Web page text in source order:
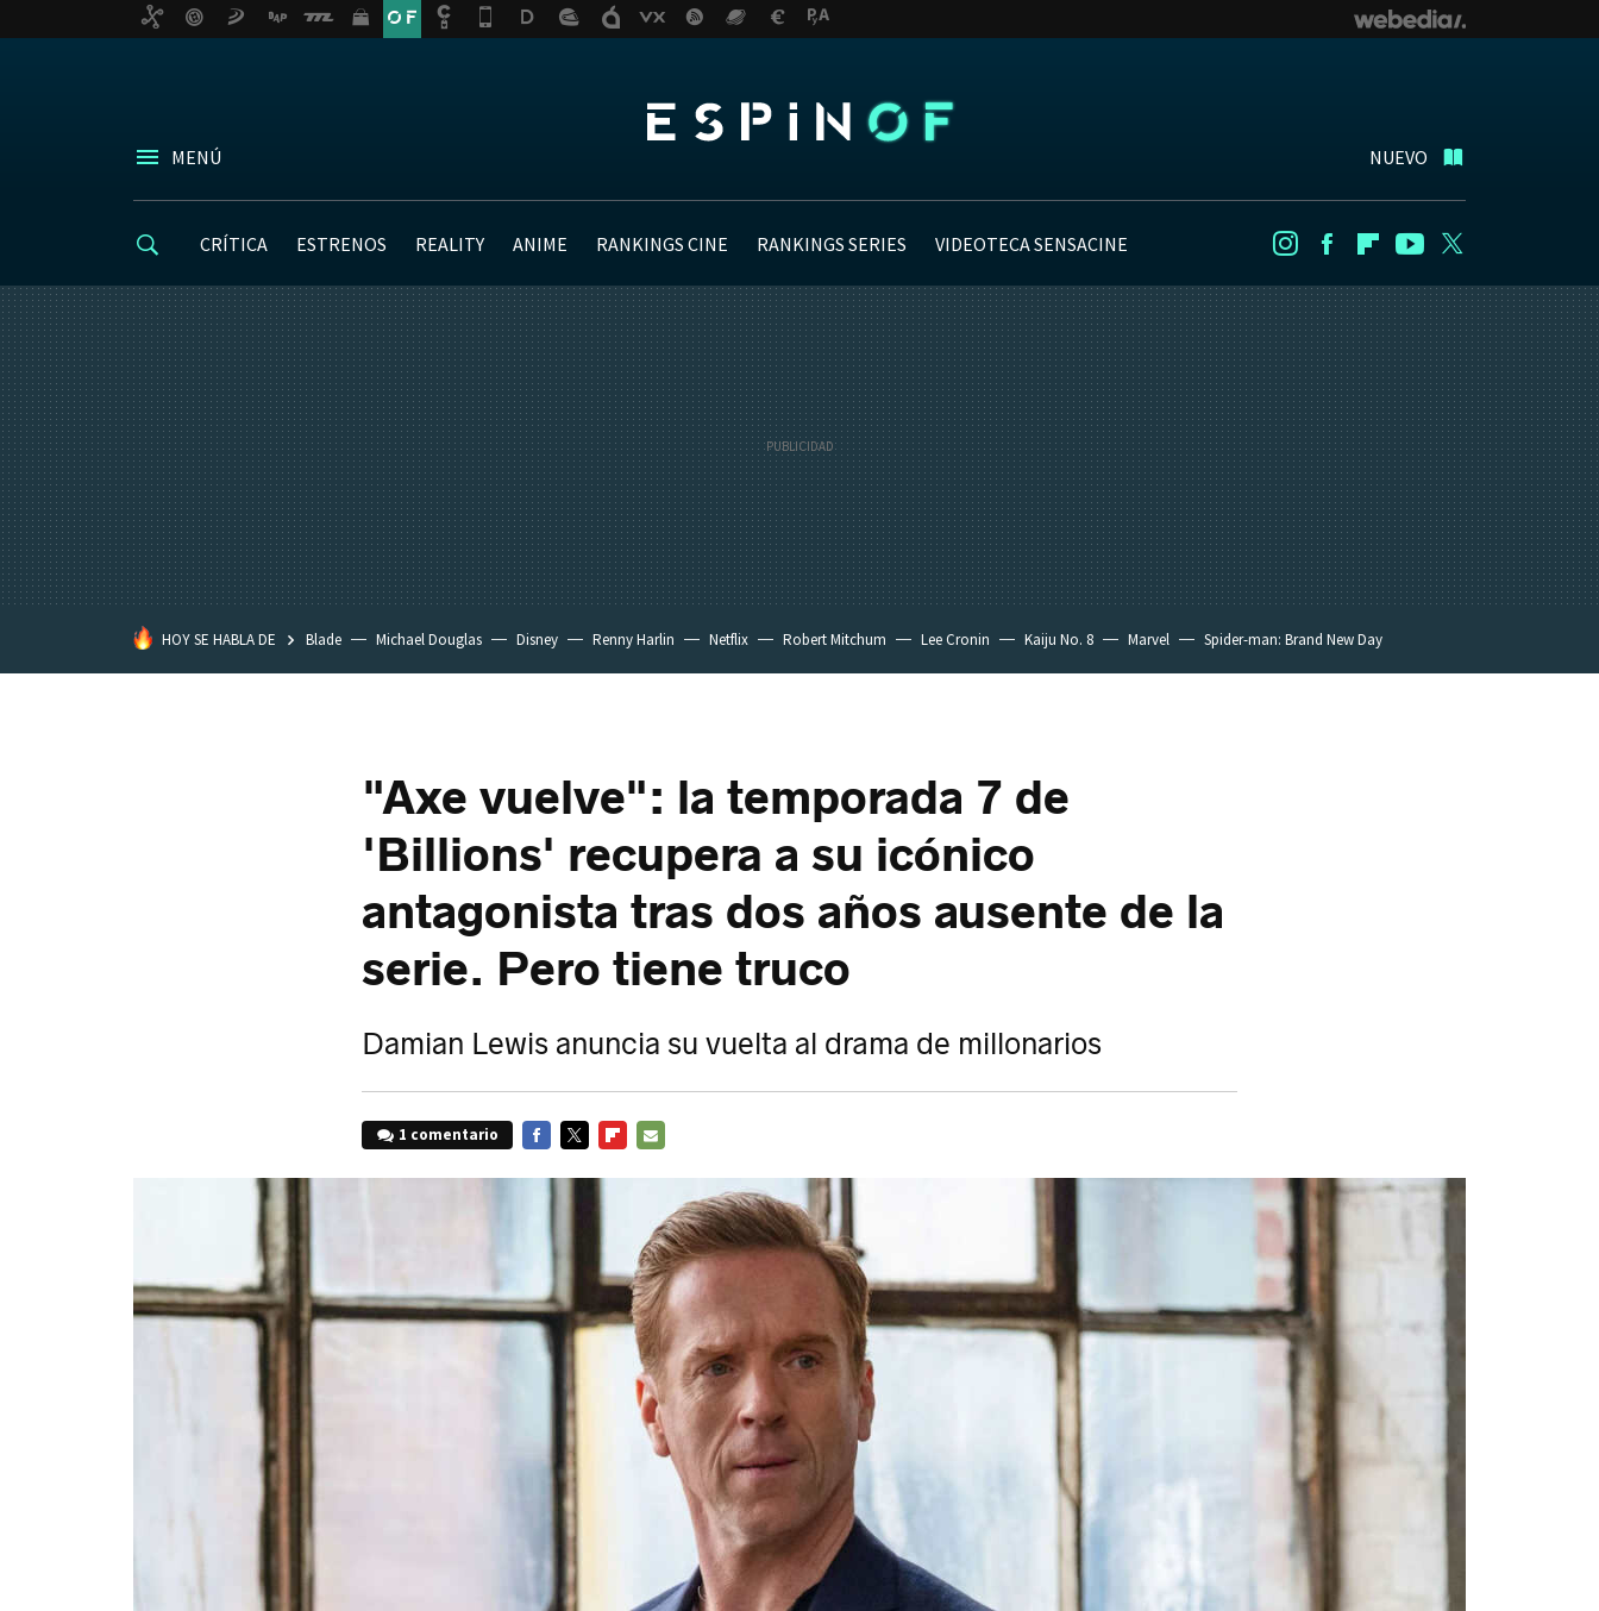
MENÚ NUEVO
CRÍTICA ESTRENOS REALITY ANIME RANKINGS CINE RANKINGS SERIES VIDEOTECA SENSACINE InstagramFacebookFlipboard
Youtube
HOY SE HABLA DE Blade Michael Douglas Disney Renny Harlin Netflix Robert Mitchum Lee Cronin Kaiju No. 8 Marvel Spider-man: Brand New Day
"Axe vuelve": la temporada 7 de
'Billions' recupera a su icónico
antagonista tras dos años ausente de la
serie. Pero tiene truco
Damian Lewis anuncia su vuelta al drama de millonarios
1 comentario